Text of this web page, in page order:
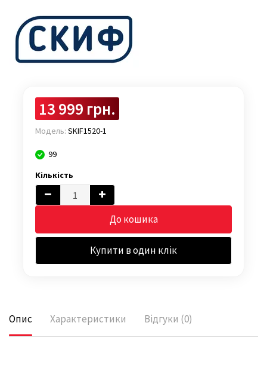
13 999 грн.
Модель: SKIF1520-1
99
Кількість
До кошика
Купити в один клік
Опис Характеристики Відгуки (0)